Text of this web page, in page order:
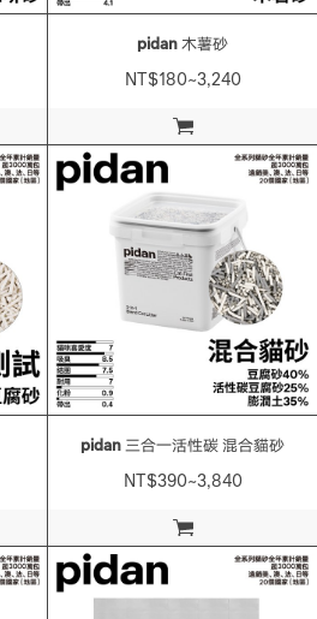
加入購物車
pidan木薯砂
NT$180~3,240
加入購物車
pidan三合一活性碳 混合貓砂
NT$390~3,840